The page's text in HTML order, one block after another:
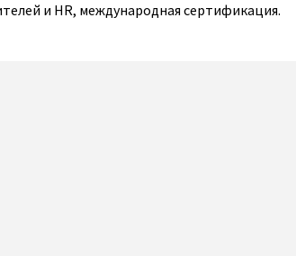
и HR, международная сертификация.